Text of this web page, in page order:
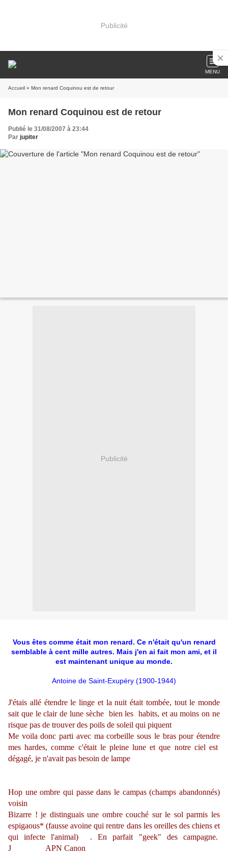
Publicité
MENU
Accueil » Mon renard Coquinou est de retour
Mon renard Coquinou est de retour
Publié le 31/08/2007 à 23:44
Par jupiter
Publicité
Vous êtes comme était mon renard. Ce n'était qu'un renard
semblable à cent mille autres. Mais j'en ai fait mon ami, et il
est maintenant unique au monde.
Antoine de Saint-Exupéry (1900-1944)
J'étais allé étendre le linge et la nuit était tombée, tout le monde
sait que le clair de lune sèche bien les habits, et au moins on ne
risque pas de trouver des poils de soleil qui piquent
Me voila donc parti avec ma corbeille sous le bras pour étendre
mes hardes, comme c'était le pleine lune et que notre ciel est
dégagé, je n'avait pas besoin de lampe
Hop une ombre qui passe dans le campas (champs abandonnés)
voisin
Bizarre ! je distinguais une ombre couché sur le sol parmis les
espigaous* (fausse avoine qui rentre dans les oreilles des chiens et
qui infecte l'animal) . En parfait "geek" des campagne.
J APN Canon